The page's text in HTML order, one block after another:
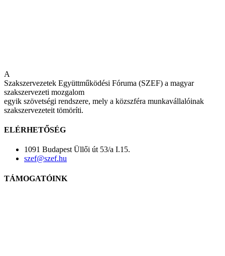
A
Szakszervezetek Együttműködési Fóruma (SZEF) a magyar
szakszervezeti mozgalom
egyik szövetségi rendszere, mely a közszféra munkavállalóinak
szakszervezeteit tömöríti.
ELÉRHETŐSÉG
1091 Budapest Üllői út 53/a I.15.
szef@szef.hu
TÁMOGATÓINK